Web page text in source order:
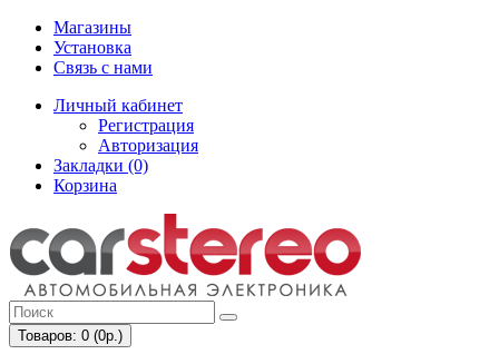
Магазины
Установка
Связь с нами
Личный кабинет
Регистрация
Авторизация
Закладки (0)
Корзина
Товаров: 0 (0р.)